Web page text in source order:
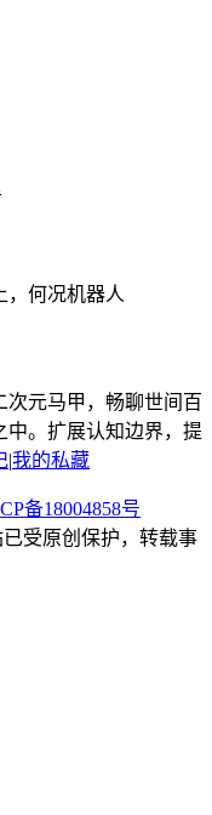
，何况机器人
次元马甲，畅聊世间百
。扩展认知边界，提
|我的私藏
备18004858号
受原创保护，转载事